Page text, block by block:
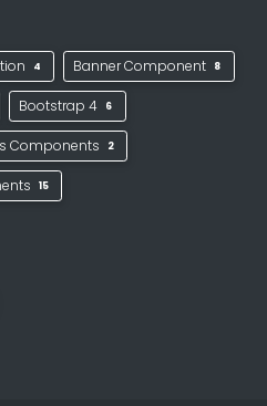
4 Banner Component 8
Bootstrap 4 6
Components 2
15